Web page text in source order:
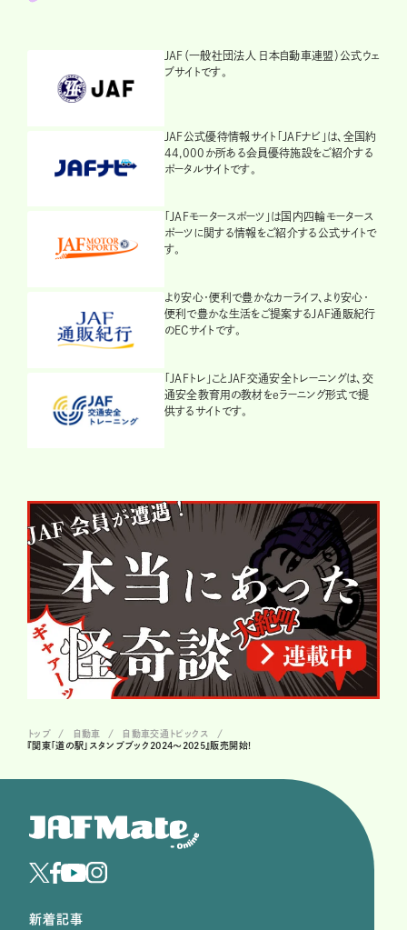
JAF（一般社団法人 日本自動車連盟）公式ウェ
ブサイトです。
JAF公式優待情報サイト「JAFナビ」は、全国約
44,000か所ある会員優待施設をご紹介する
ポータルサイトです。
「JAFモータースポーツ」は国内四輪モータース
ポーツに関する情報をご紹介する公式サイトで
す。
より安心・便利で豊かなカーライフ、より安心・
便利で豊かな生活をご提案するJAF通販紀行
のECサイトです。
「JAFトレ」ことJAF交通安全トレーニングは、交
通安全教育用の教材をeラーニング形式で提
供するサイトです。
トップ 自動車
自動車交通トピックス
『関東「道の駅」スタンプブック2024〜2025』販売開始!
新着記事